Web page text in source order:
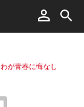
が青春に悔なし